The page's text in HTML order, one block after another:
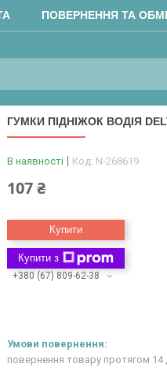
ПОВЕРНЕННЯ ТА
ГУМКИ ПІДНІЖОК ВОДІЯ
В наявності Код: N-268619
107 ₴
Купити
Купити з
+380 (67) 809-62-38
повернення товару протягом 14